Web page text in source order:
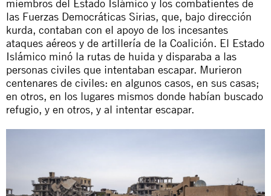
miembros del Estado Islámico y los combatientes de
las Fuerzas Democráticas Sirias, que, bajo dirección
kurda, contaban con el apoyo de los incesantes
ataques aéreos y de artillería de la Coalición. El Estado
Islámico minó la rutas de huida y disparaba a las
personas civiles que intentaban escapar. Murieron
centenares de civiles: en algunos casos, en sus casas;
en otros, en los lugares mismos donde habían buscado
refugio, y en otros, y al intentar escapar.